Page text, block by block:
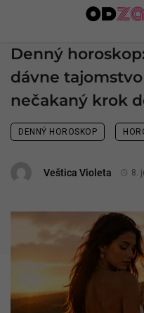
Denný
dávne
nečakaný krok
DENNÝ HOROSKOP
Veštica Violeta 8.